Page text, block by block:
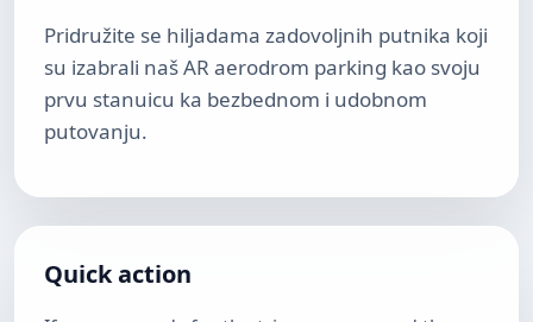
Pridružite se hiljadama zadovoljnih putnika koji
su izabrali naš AR aerodrom parking kao svoju
prvu stanuicu ka bezbednom i udobnom
putovanju.
Quick action